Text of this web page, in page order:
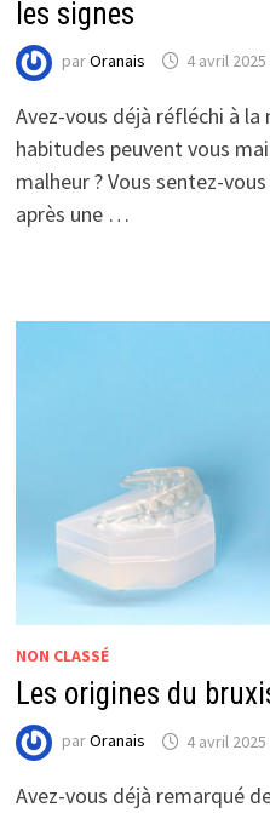
les signes
parOranais 4 avril 2025
Avez-vous déjà réfléchi à
habitudes peuvent vous
malheur ? Vous sentez-
après une …
NON CLASSÉ
Les origines du
parOranais 4 avril 2025
Avez-vous déjà remarqué